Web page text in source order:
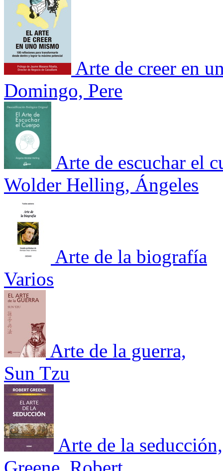
Arte de creer en
Domingo, Pere
Arte de escuchar el
Wolder Helling, Ángeles
Arte de la biografía
Varios
Arte de la guerra,
Sun Tzu
Arte de la